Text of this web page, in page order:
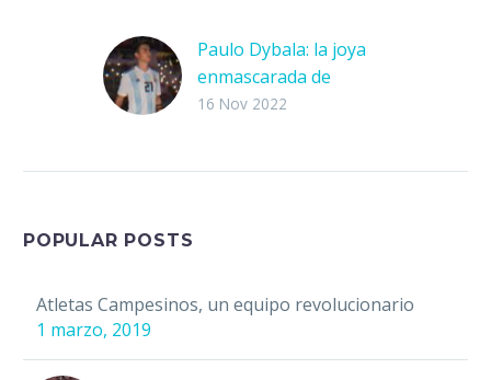
Paulo Dybala: la joya
enmascarada de
Argentina
16 Nov 2022
POPULAR POSTS
Atletas Campesinos, un equipo revolucionario
1 marzo, 2019